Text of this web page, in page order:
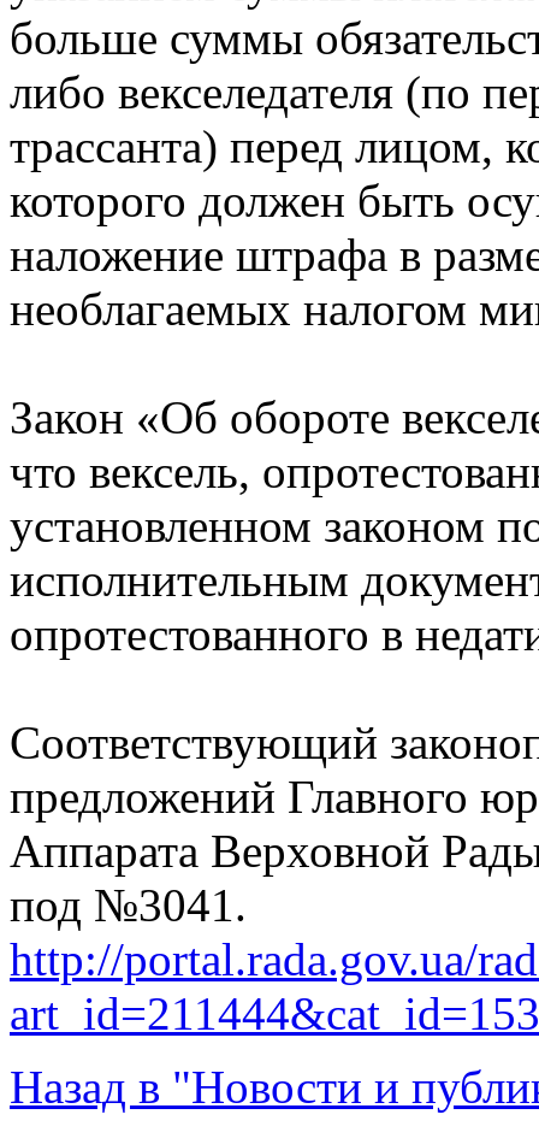
больше суммы
либо векселедателя (по
трассанта) перед лицом,
которого должен быть
наложение штрафа в
необлагаемых налогом
Закон «Об обороте
что вексель,
установленном законом
исполнительным
опротестованного в
Соответствующий
предложений Главного
Аппарата Верховной
под №3041.
http://portal.rada.gov.ua/
Назад в "Новости и